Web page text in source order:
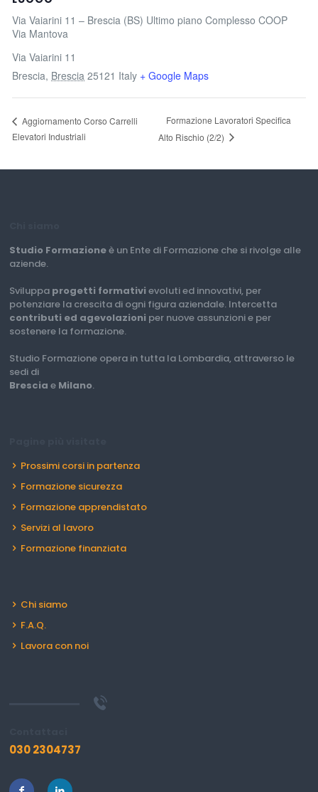
Via Vaiarini 11 – Brescia (BS) Ultimo piano Complesso COOP
Via Mantova
Via Vaiarini 11
Brescia, Brescia 25121 Italy + Google Maps
Aggiornamento Corso Carrelli
Elevatori Industriali
Formazione Lavoratori Specifica
Alto Rischio (2/2)
Studio Formazioneè un Ente di Formazione che si rivolge alle
aziende.
Sviluppa progetti formativi evoluti ed innovativi, per
potenziare la crescita di ogni figura aziendale. Intercetta
contributi ed agevolazioni per nuove assunzioni e per
sostenere la formazione.
Studio Formazione opera in tutta la Lombardia, attraverso le
sedi di
Brescia e Milano.
Prossimi corsi in partenza
Formazione sicurezza
Formazione apprendistato
Servizi al lavoro
Formazione finanziata
Chi siamo
F.A.Q.
Lavora con noi
030 2304737